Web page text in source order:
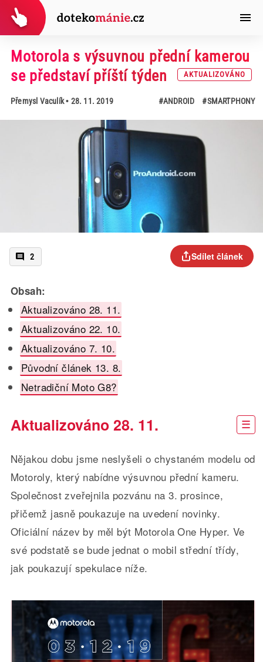
Motorola s výsuvnou přední kamerou
se představí příští týden
AKTUALIZOVÁNO
Přemysl Vaculík• 28. 11. 2019 #ANDROID #SMARTPHONY
2 Sdílet článek
Obsah:
Aktualizováno 28. 11.
Aktualizováno 22. 10.
Aktualizováno 7. 10.
Původní článek 13. 8.
Netradiční Moto G8?
Aktualizováno 28. 11.
Nějakou dobu jsme neslyšeli o chystaném modelu od
Motoroly, který nabídne výsuvnou přední kameru.
Společnost zveřejnila pozvánu na 3. prosince,
přičemž jasně poukazuje na uvedení novinky.
Oficiální název by měl být Motorola One Hyper. Ve
své podstatě se bude jednat o mobil střední třídy,
jak poukazují spekulace níže.